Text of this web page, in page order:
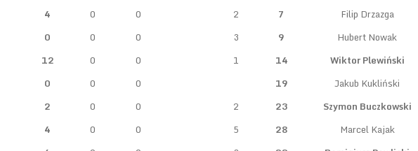
4 0 0
2
0 0 0
3
12 0 0
1
0 0
0
2 0 0
2
4 0 0
5
7
Filip Drzazga
9
Hubert Nowak
14
Wiktor Plewiński
19
Jakub Kukliński
23
Szymon Buczkowski
28
Marcel Kajak